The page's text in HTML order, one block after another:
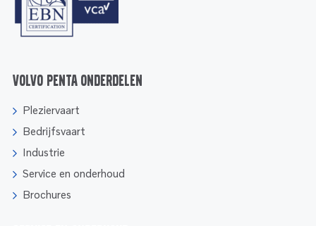
Volvo Penta onderdelen
Pleziervaart
Bedrijfsvaart
Industrie
Service en onderhoud
Brochures